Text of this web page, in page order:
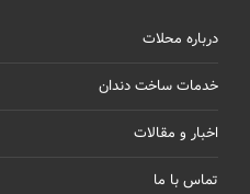
درباره محلات
خدمات ساخت دندان
اخبار و مقالات
تماس با ما